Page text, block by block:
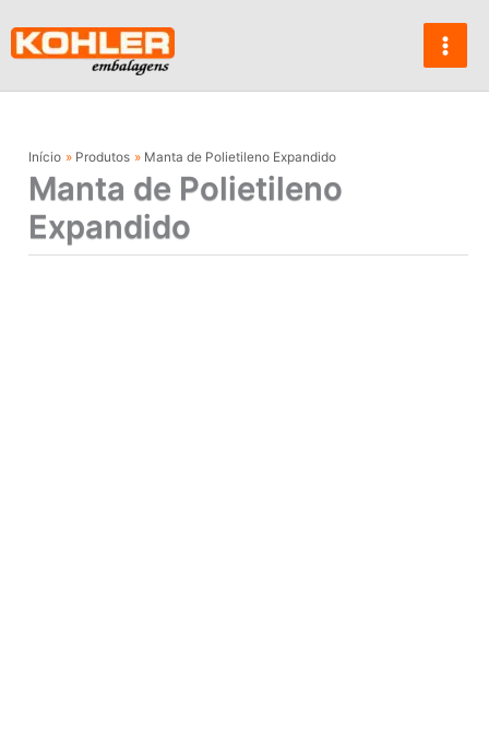
para
conteúdo
Início Produtos Manta de Polietileno Expandido
Manta de Polietileno
Expandido